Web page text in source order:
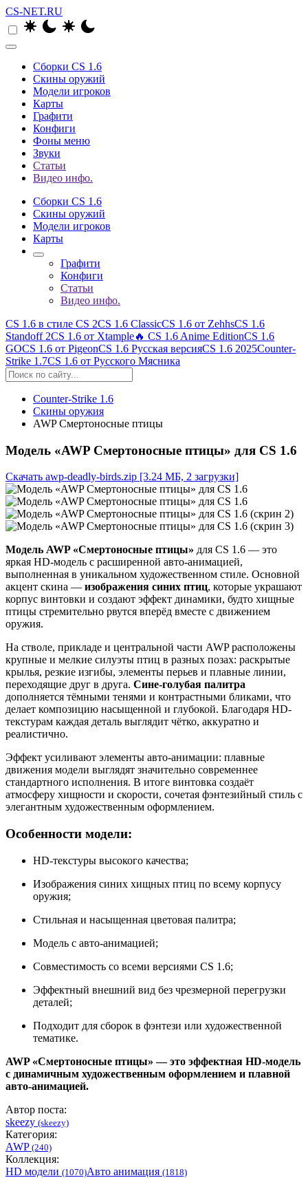
CS-NET.RU
Сборки CS 1.6
Скины оружий
Модели игроков
Карты
Графити
Конфиги
Фоны меню
Звуки
Статьи
Видео инфо.
Сборки CS 1.6
Скины оружий
Модели игроков
Карты
Графити
Конфиги
Статьи
Видео инфо.
CS 1.6 в стиле CS 2CS 1.6 ClassicCS 1.6 от ZehhsCS 1.6
Standoff 2CS 1.6 от Xtample🔥 CS 1.6 Anime EditionCS 1.6
GOCS 1.6 от PigeonCS 1.6 Русская версияCS 1.6 2025Counter-
Strike 1.7CS 1.6 от Русского Мясника
Counter-Strike 1.6
Скины оружия
AWP Смертоносные птицы
Модель «AWP Смертоносные птицы» для CS 1.6
Скачать awp-deadly-birds.zip [3.24 МБ, 2 загрузки]
Модель AWP «Смертоносные птицы» для CS 1.6 — это
яркая HD-модель с расширенной авто-анимацией,
выполненная в уникальном художественном стиле. Основной
акцент скина — изображения синих птиц, которые украшают
корпус винтовки и создают эффект динамики, будто хищные
птицы стремительно рвутся вперёд вместе с движением
оружия.
На стволе, прикладе и центральной части AWP расположены
крупные и мелкие силуэты птиц в разных позах: раскрытые
крылья, резкие изгибы, элементы перьев и плавные линии,
переходящие друг в друга. Сине-голубая палитра
дополняется тёмными тенями и контрастными бликами, что
делает композицию насыщенной и глубокой. Благодаря HD-
текстурам каждая деталь выглядит чётко, аккуратно и
реалистично.
Эффект усиливают элементы авто-анимации: плавные
движения модели выглядят значительно современнее
стандартного исполнения. В итоге винтовка создаёт
атмосферу хищности и скорости, сочетая фэнтезийный стиль с
элегантным художественным оформлением.
Особенности модели:
HD-текстуры высокого качества;
Изображения синих хищных птиц по всему корпусу
оружия;
Стильная и насыщенная цветовая палитра;
Модель с авто-анимацией;
Совместимость со всеми версиями CS 1.6;
Эффектный внешний вид без чрезмерной перегрузки
деталей;
Подходит для сборок в фэнтези или художественной
тематике.
AWP «Смертоносные птицы» — это эффектная HD-модель
с динамичным художественным оформлением и плавной
авто-анимацией.
Автор поста:
skeezy (skeezy)
Категория:
AWP (240)
Коллекция:
HD модели (1070)Авто анимация (1818)